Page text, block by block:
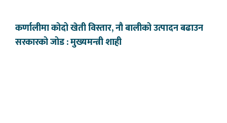
कर्णालीमा कोदो खेती विस्तार, नौ बालीको उत्पादन बढाउन
सरकारको जोड : मुख्यमन्त्री शाही